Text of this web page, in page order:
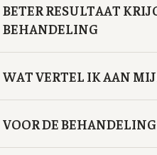
BETER RESULTAAT
BEHANDELING
WAT VERTEL IK AAN
VOOR DE BEHANDELING